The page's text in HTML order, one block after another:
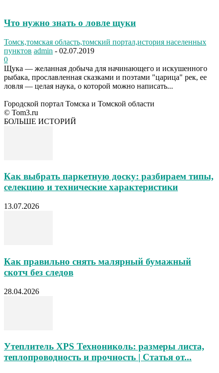
Что нужно знать о ловле щуки
Томск,томская область,томский портал,история населенных
пунктов admin - 02.07.2019
0
Щука — желанная добыча для начинающего и искушенного
рыбака, прославленная сказками и поэтами "царица" рек, ее
ловля — целая наука, о которой можно написать...
Городской портал Томска и Томской области
© Tom3.ru
БОЛЬШЕ ИСТОРИЙ
Как выбрать паркетную доску: разбираем типы,
селекцию и технические характеристики
13.07.2026
Как правильно снять малярный бумажный
скотч без следов
28.04.2026
Утеплитель XPS Технониколь: размеры листа,
теплопроводность и прочность | Статья от...